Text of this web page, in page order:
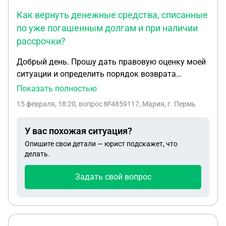
Как вернуть денежные средства, списанные
по уже погашенным долгам и при наличии
рассрочки?
Добрый день. Прошу дать правовую оценку моей
ситуации и определить порядок возврата
незаконно списанных денежных средств. 1.
счёте в ПАО «Сбербанк России» числились четыре
приказов. Из них: • по нескольким задолженность
была полностью погашена ранее; • по одному
обязательству (взносы на капитальный ремонт)
соглашение о рассрочке исполнения, которое я
аресты продолжали числиться в Сбербанк
Показать полностью
15 февраля, 18:20, вопрос №4859117, Мария, г. Пермь
У вас похожая ситуация?
Опишите свои детали — юрист подскажет, что
делать.
Задать свой вопрос